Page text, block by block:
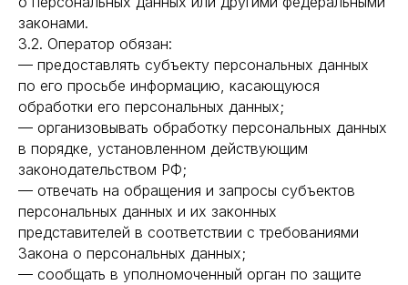
законами.
3.2. Оператор обязан:
— предоставлять субъекту персональных данных
по его просьбе информацию, касающуюся
обработки его персональных данных;
— организовывать обработку персональных данных
в порядке, установленном действующим
законодательством РФ;
— отвечать на обращения и запросы субъектов
персональных данных и их законных
представителей в соответствии с требованиями
Закона о персональных данных;
— сообщать в уполномоченный орган по защите